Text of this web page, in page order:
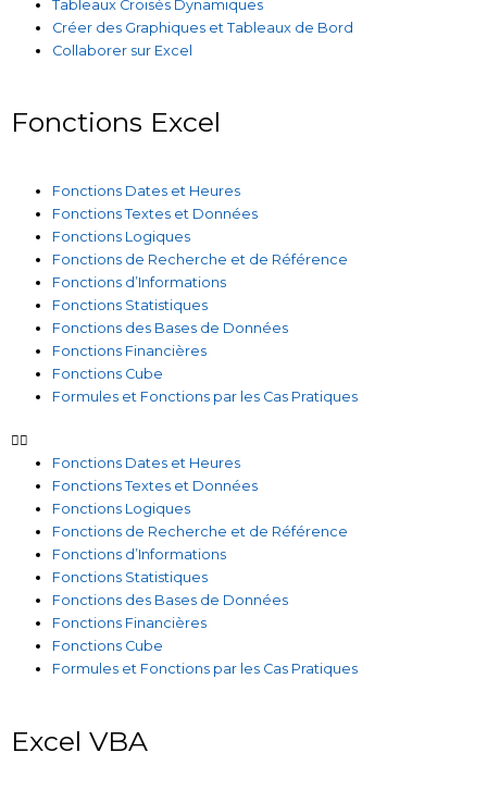
Tableaux Croisés Dynamiques
Créer des Graphiques et Tableaux de Bord
Collaborer sur Excel
Fonctions Excel
Fonctions Dates et Heures
Fonctions Textes et Données
Fonctions Logiques
Fonctions de Recherche et de Référence
Fonctions d’Informations
Fonctions Statistiques
Fonctions des Bases de Données
Fonctions Financières
Fonctions Cube
Formules et Fonctions par les Cas Pratiques
Fonctions Dates et Heures
Fonctions Textes et Données
Fonctions Logiques
Fonctions de Recherche et de Référence
Fonctions d’Informations
Fonctions Statistiques
Fonctions des Bases de Données
Fonctions Financières
Fonctions Cube
Formules et Fonctions par les Cas Pratiques
Excel VBA